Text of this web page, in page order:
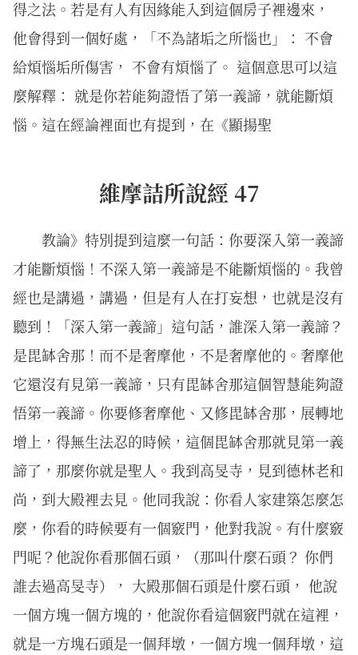
得之法。若是有人有因緣能入到這個房子裡邊來，
他會得到一個好處，「不為諸垢之所惱也」： 不會
給煩惱垢所傷害， 不會有煩惱了。 這個意思可以這
麼解釋： 就是你若能夠證悟了第一義諦，就能斷煩
惱。這在經論裡面也有提到，在《顯揚聖
維摩詰所說經 47
教論》特別提到這麼一句話：你要深入第一義諦
才能斷煩惱！不深入第一義諦是不能斷煩惱的。我曾
經也是講過，講過，但是有人在打妄想，也就是沒有
聽到！「深入第一義諦」這句話，誰深入第一義諦？
是毘缽舍那！而不是奢摩他，不是奢摩他的。奢摩他
它還沒有見第一義諦，只有毘缽舍那這個智慧能夠證
悟第一義諦。你要修奢摩他、又修毘缽舍那，展轉地
增上，得無生法忍的時候，這個毘缽舍那就見第一義
諦了，那麼你就是聖人。我到高旻寺，見到德林老和
尚，到大殿裡去見。他同我說：你看人家建築怎麼怎
麼，你看的時候要有一個竅門，他對我說。有什麼竅
門呢？他說你看那個石頭，（那叫什麼石頭？ 你們
誰去過高旻寺）， 大殿那個石頭是什麼石頭， 他說
一個方塊一個方塊的，他說你看這個竅門就在這裡，
就是一方塊石頭是一個拜墩，一個方塊一個拜墩，這